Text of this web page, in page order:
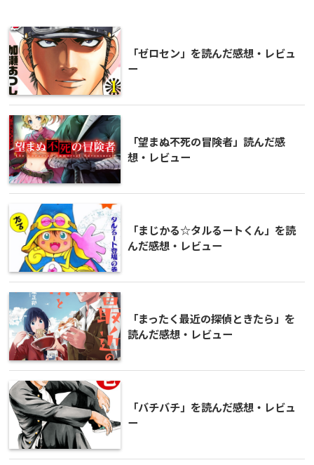
「ゼロセン」を読んだ感想・レビュ
ー
「望まぬ不死の冒険者」読んだ感
想・レビュー
「まじかる☆タルるートくん」を読
んだ感想・レビュー
「まったく最近の探偵ときたら」を
読んだ感想・レビュー
「バチバチ」を読んだ感想・レビュ
ー